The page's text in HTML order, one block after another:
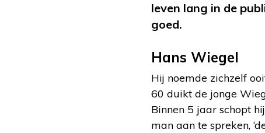
leven lang in de
goed.
Hans Wiegel
Hij noemde zichzelf
60 duikt de jonge
Binnen 5 jaar schopt
man aan te spreken,